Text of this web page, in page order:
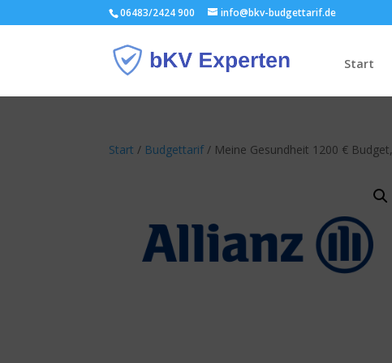
06483/2424 900 info@bkv-budgettarif.de
Start
Start / Budgettarif/ Meine Gesundheit 1200 €